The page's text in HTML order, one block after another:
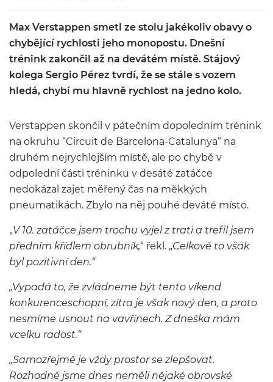
Max Verstappen smetl ze stolu jakékoliv obavy o
chybějící rychlosti jeho monopostu. Dnešní
trénink zakončil až na devátém místě. Stájový
kolega Sergio Pérez tvrdí, že se stále s vozem
hledá, chybí mu hlavně rychlost na jedno kolo.
Verstappen skončil v pátečním dopoledním trénink
na okruhu “Circuit de Barcelona-Catalunya“ na
druhém nejrychlejším místě, ale po chybě v
odpolední části tréninku v desáté zatáčce
nedokázal zajet měřený čas na měkkých
pneumatikách. Zbylo na něj pouhé deváté místo.
„V 10. zatáčce jsem trochu vyjel z trati a trefil jsem
předním křídlem obrubník,“ řekl. „Celkově to však
byl pozitivní den.“
„Vypadá to, že zvládneme být tento víkend
konkurenceschopní, zítra je však nový den, a proto
nesmíme usnout na vavřínech. Z dneška mám
vcelku radost.“
„Samozřejmě je vždy prostor se zlepšovat.
Rozhodně jsme dnes neměli nějaké obrovské